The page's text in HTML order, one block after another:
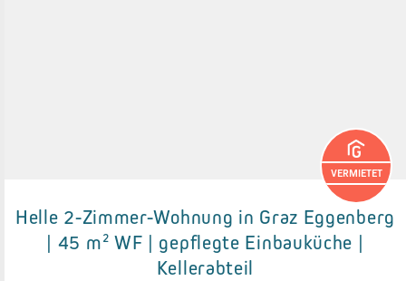
Details zum Objekt
VERMIETET
Helle 2-Zimmer-Wohnung in Graz Eggenberg
| 45 m² WF | gepflegte Einbauküche |
Kellerabteil